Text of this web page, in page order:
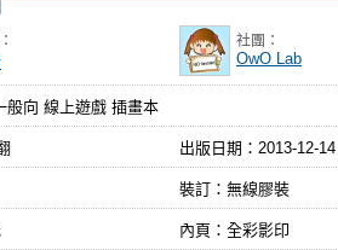
社團：
OwO Lab
般向 線上遊戲 插畫本
出版日期： 2013-12-14
裝訂：無線膠裝
內頁：全彩影印